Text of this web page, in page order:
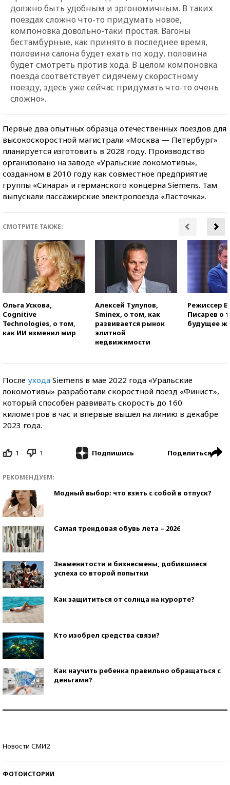
должно быть удобным и эргономичным. В таких
поездах сложно что-то придумать новое,
компоновка довольно-таки простая. Вагоны
бестамбурные, как принято в последнее время,
половина салона будет ехать по ходу, половина
будет смотреть против хода. В целом компоновка
поезда соответствует сидячему скоростному
поезду, здесь уже сейчас придумать что-то очень
сложно».
Первые два опытных образца отечественных поездов для
высокоскоростной магистрали «Москва — Петербург»
планируется изготовить в 2028 году. Производство
организовано на заводе «Уральские локомотивы»,
созданном в 2010 году как совместное предприятие
группы «Синара» и германского концерна Siemens. Там
выпускали пассажирские электропоезда «Ласточка».
СМОТРИТЕ ТАКЖЕ:
Ольга Ускова,
Cognitive
Technologies, о том,
как ИИ изменил мир
Алексей Тулупов,
Sminex, о том, как
развивается рынок
элитной
недвижимости
Режиссер
Писарев о
будущее
После ухода Siemens в мае 2022 года «Уральские
локомотивы» разработали скоростной поезд «Финист»,
который способен развивать скорость до 160
километров в час и впервые вышел на линию в декабре
2023 года.
1 1 Подпишись Поделиться
РЕКОМЕНДУЕМ:
Модный выбор: что взять с собой в отпуск?
Самая трендовая обувь лета – 2026
Знаменитости и бизнесмены, добившиеся
успеха со второй попытки
Как защититься от солнца на курорте?
Кто изобрел средства связи?
Как научить ребенка правильно обращаться с
деньгами?
Новости СМИ2
ФОТОИСТОРИИ